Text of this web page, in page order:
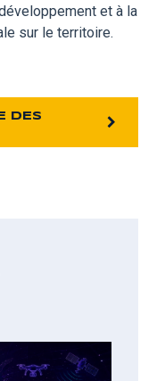
et à la
sur le territoire.
DES